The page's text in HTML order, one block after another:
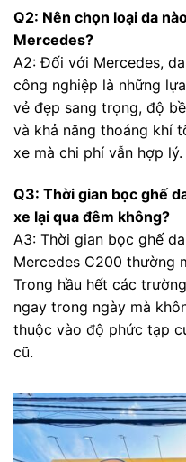
Q2: Nên chọn loại da
Mercedes?
A2: Đối với Mercedes,
công nghiệp là những
vẻ đẹp sang trọng, độ
và khả năng thoáng khí
xe mà chi phí vẫn hợp lý.
Q3: Thời gian bọc ghế
xe lại qua đêm không?
A3: Thời gian bọc ghế
Mercedes C200 thường
Trong hầu hết các
ngay trong ngày mà
thuộc vào độ phức tạp
cũ.